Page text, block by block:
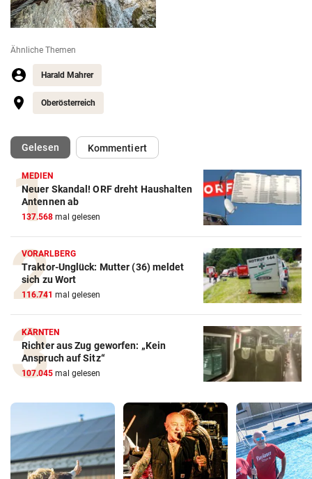
Ähnliche Themen
Harald Mahrer
Oberösterreich
Gelesen(ausgewählt)Kommentiert
MEDIEN
Neuer Skandal! ORF dreht Haushalten
Antennen ab
137.568 mal gelesen
VORARLBERG
Traktor-Unglück: Mutter (36) meldet
sich zu Wort
116.741 mal gelesen
KÄRNTEN
Richter aus Zug geworfen: „Kein
Anspruch auf Sitz“
107.045 mal gelesen